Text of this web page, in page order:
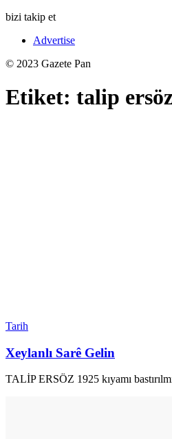
bizi takip et
Advertise
© 2023 Gazete Pan
Etiket: talip
Tarih
Xeylanlı Sarê Gelin
TALİP ERSÖZ 1925 kıyamı